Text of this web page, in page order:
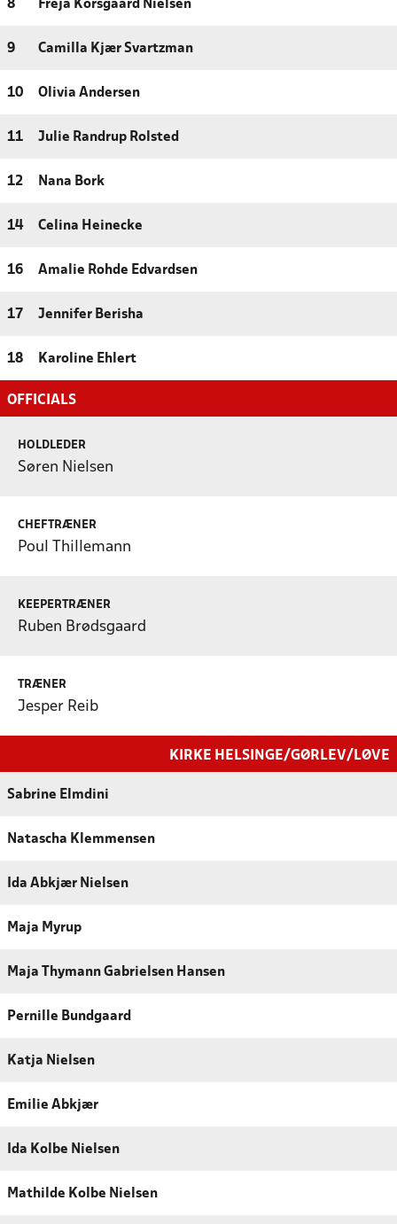
8 Freja Korsgaard Nielsen
9 Camilla Kjær Svartzman
10 Olivia Andersen
11 Julie Randrup Rolsted
12 Nana Bork
14 Celina Heinecke
16 Amalie Rohde Edvardsen
17 Jennifer Berisha
18 Karoline Ehlert
OFFICIALS
HOLDLEDER
Søren Nielsen
CHEFTRÆNER
Poul Thillemann
KEEPERTRÆNER
Ruben Brødsgaard
TRÆNER
Jesper Reib
KIRKE HELSINGE/GØRLEV/LØVE
Sabrine Elmdini
Natascha Klemmensen
Ida Abkjær Nielsen
Maja Myrup
Maja Thymann Gabrielsen Hansen
Pernille Bundgaard
Katja Nielsen
Emilie Abkjær
Ida Kolbe Nielsen
Mathilde Kolbe Nielsen